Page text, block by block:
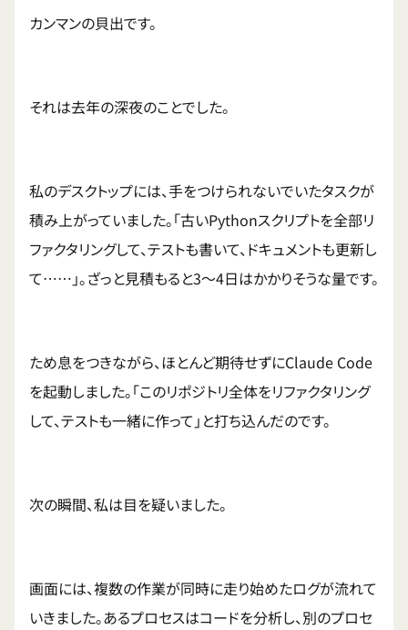
カンマンの貝出です。
それは去年の深夜のことでした。
私のデスクトップには、手をつけられないでいたタスクが
積み上がっていました。「古いPythonスクリプトを全部リ
ファクタリングして、テストも書いて、ドキュメントも更新し
て……」。ざっと見積もると3〜4日はかかりそうな量です。
ため息をつきながら、ほとんど期待せずにClaude Code
を起動しました。「このリポジトリ全体をリファクタリング
して、テストも一緒に作って」と打ち込んだのです。
次の瞬間、私は目を疑いました。
画面には、複数の作業が同時に走り始めたログが流れて
いきました。あるプロセスはコードを分析し、別のプロセ